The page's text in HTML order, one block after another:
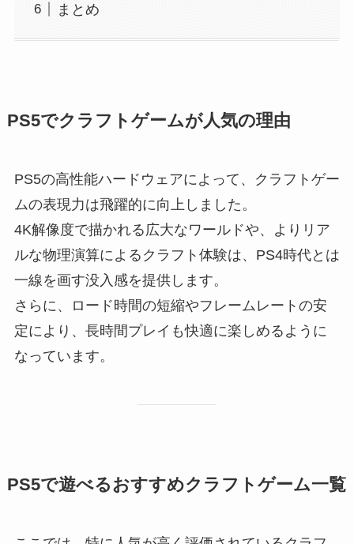
まとめ
PS5でクラフトゲームが人気の理由
PS5の高性能ハードウェアによって、クラフトゲー
ムの表現力は飛躍的に向上しました。
4K解像度で描かれる広大なワールドや、よりリア
ルな物理演算によるクラフト体験は、PS4時代とは
一線を画す没入感を提供します。
さらに、ロード時間の短縮やフレームレートの安
定により、長時間プレイも快適に楽しめるように
なっています。
PS5で遊べるおすすめクラフトゲーム一覧